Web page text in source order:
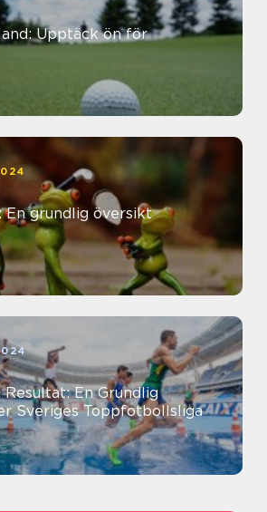
Upptäck ön för
grundlig översikt
En Grundlig
Sveriges Toppfotbollsliga